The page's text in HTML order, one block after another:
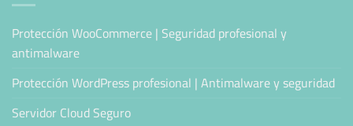
Protección WooCommerce | Seguridad profesional y
antimalware
Protección WordPress profesional | Antimalware y seguridad
Servidor Cloud Seguro